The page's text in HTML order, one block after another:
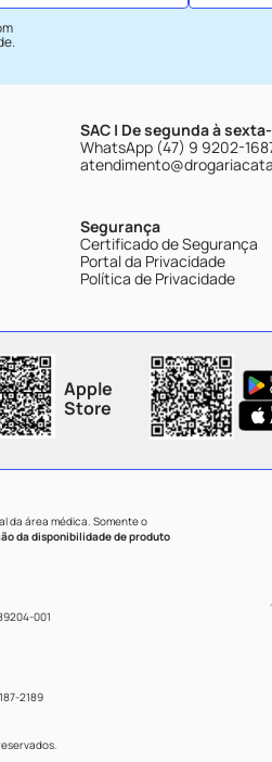
.
SAC | De segunda à
WhatsApp (47) 9 9202-
Segurança
Certificado de Segurança
Portal da Privacidade
Política de Privacidade
Apple
Store
da área médica. Somente o
da disponibilidade de produto
001
2189